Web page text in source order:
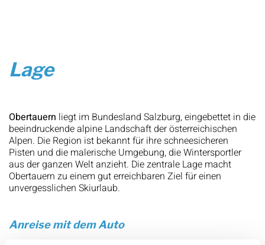
Lage
Obertauern liegt im Bundesland Salzburg, eingebettet in die
beeindruckende alpine Landschaft der österreichischen
Alpen. Die Region ist bekannt für ihre schneesicheren
Pisten und die malerische Umgebung, die Wintersportler
aus der ganzen Welt anzieht. Die zentrale Lage macht
Obertauern zu einem gut erreichbaren Ziel für einen
unvergesslichen Skiurlaub.
Anreise mit dem Auto